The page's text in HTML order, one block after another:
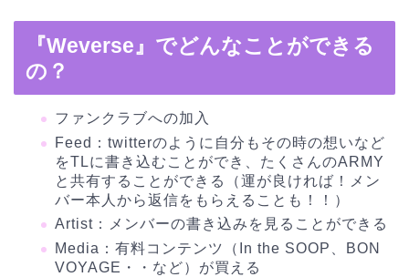
『Weverse』でどんなことができる
の？
ファンクラブへの加入
Feed：twitterのように自分もその時の想いなど
をTLに書き込むことができ、たくさんのARMY
と共有することができる（運が良ければ！メン
バー本人から返信をもらえることも！！）
Artist：メンバーの書き込みを見ることができる
Media：有料コンテンツ（In the SOOP、BON
VOYAGE・・など）が買える